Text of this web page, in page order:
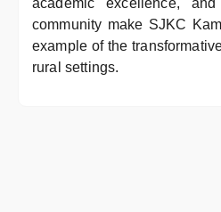
academic excellence,
community make SJKC
example of the
rural settings.